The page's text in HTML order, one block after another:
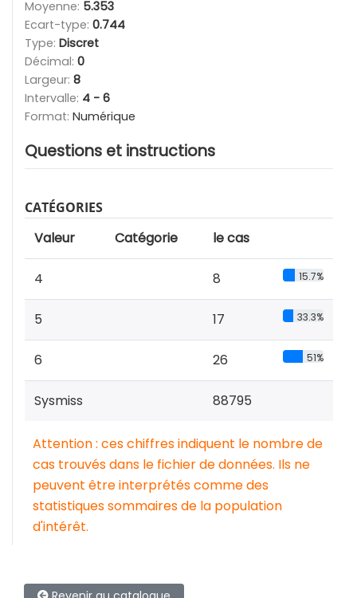
Moyenne: 5.353
Ecart-type: 0.744
Type: Discret
Décimal: 0
Largeur: 8
Intervalle: 4 - 6
Format: Numérique
Questions et instructions
CATÉGORIES
Valeur Catégorie le cas
4 8 15.7%
5 17 33.3%
6 26 51%
Sysmiss 88795
Attention : ces chiffres indiquent le nombre de
cas trouvés dans le fichier de données. Ils ne
peuvent être interprétés comme des
statistiques sommaires de la population
d'intérêt.